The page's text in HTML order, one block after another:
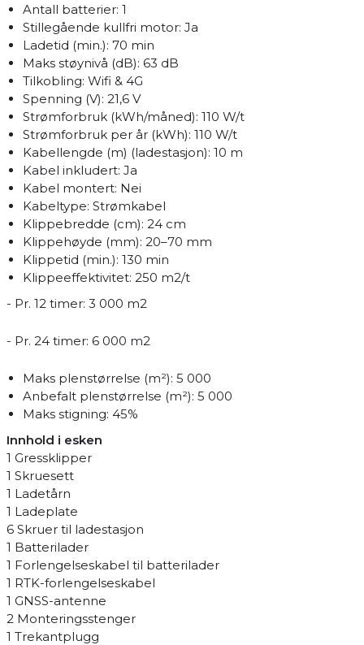
Antall batterier: 1
Stillegående kullfri motor: Ja
Ladetid (min.): 70 min
Maks støynivå (dB): 63 dB
Tilkobling: Wifi & 4G
Spenning (V): 21,6 V
Strømforbruk (kWh/måned): 110 W/t
Strømforbruk per år (kWh): 110 W/t
Kabellengde (m) (ladestasjon): 10 m
Kabel inkludert: Ja
Kabel montert: Nei
Kabeltype: Strømkabel
Klippebredde (cm): 24 cm
Klippehøyde (mm): 20–70 mm
Klippetid (min.): 130 min
Klippeeffektivitet: 250 m2/t
- Pr. 12 timer: 3 000 m2
- Pr. 24 timer: 6 000 m2
Maks plenstørrelse (m²): 5 000
Anbefalt plenstørrelse (m²): 5 000
Maks stigning: 45%
Innhold i esken
1 Gressklipper
1 Skruesett
1 Ladetårn
1 Ladeplate
6 Skruer til ladestasjon
1 Batterilader
1 Forlengelseskabel til batterilader
1 RTK-forlengelseskabel
1 GNSS-antenne
2 Monteringsstenger
1 Trekantplugg